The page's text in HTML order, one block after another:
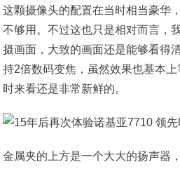
这颗摄像头的配置在当时相当豪华
不够用。不过这也只是相对而言，
摄画面，大致的画面还是能够看得
持2倍数码变焦，虽然效果也基本
时来看还是非常新鲜的。
金属夹的上方是一个大大的扬声器